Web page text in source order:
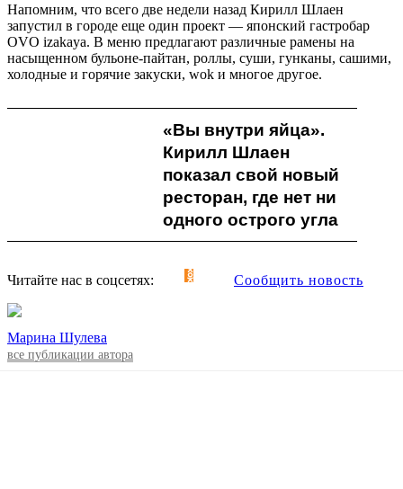
Напомним, что всего две недели назад Кирилл Шлаен
запустил в городе еще один проект — японский гастробар
OVO izakaya. В меню предлагают различные рамены на
насыщенном бульоне-пайтан, роллы, суши, гунканы, сашими,
холодные и горячие закуски, wok и многое другое.
«Вы внутри яйца».
Кирилл Шлаен
показал свой новый
ресторан, где нет ни
одного острого угла
Читайте нас в соцсетях: Сообщить новость
Марина Шулева
все публикации автора